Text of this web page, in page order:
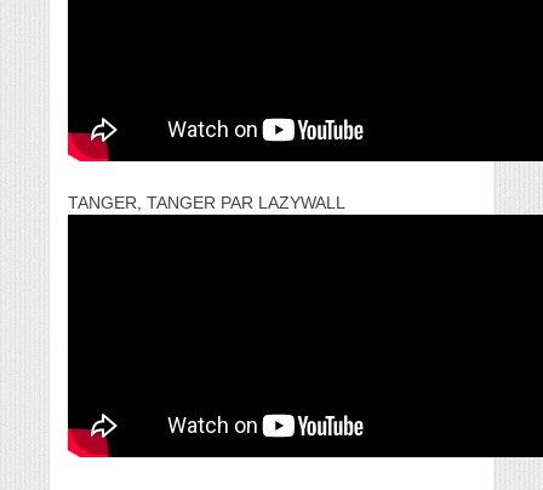
TANGER, TANGER PAR LAZYWALL